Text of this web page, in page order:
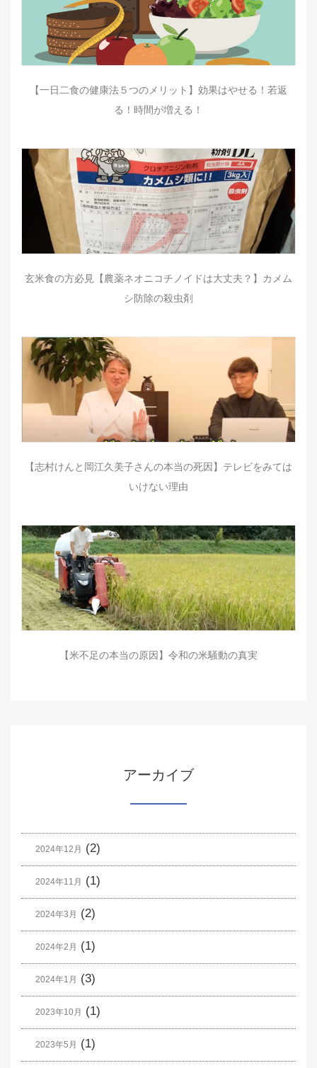
【一日二食の健康法５つのメリット】効果はやせる！若返
る！時間が増える！
玄米食の方必見【農薬ネオニコチノイドは大丈夫？】カメム
シ防除の殺虫剤
【志村けんと岡江久美子さんの本当の死因】テレビをみては
いけない理由
【米不足の本当の原因】令和の米騒動の真実
アーカイブ
2024年12月 (2)
2024年11月 (1)
2024年3月 (2)
2024年2月 (1)
2024年1月 (3)
2023年10月 (1)
2023年5月 (1)